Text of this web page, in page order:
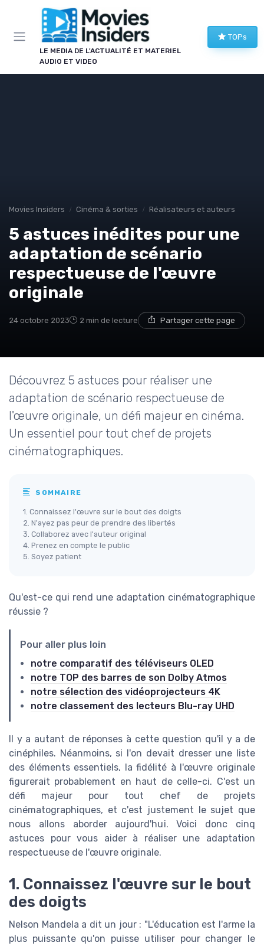
LE MEDIA DE L'ACTUALITÉ ET MATERIEL
AUDIO ET VIDEO
TOPs
Movies Insiders Cinéma & sorties Réalisateurs et auteurs
5 astuces inédites pour une
adaptation de scénario
respectueuse de l'œuvre
originale
24 octobre 2023 2 min de lecture Partager cette page
Découvrez 5 astuces pour réaliser une
adaptation de scénario respectueuse de
l'œuvre originale, un défi majeur en cinéma.
Un essentiel pour tout chef de projets
cinématographiques.
SOMMAIRE
1. Connaissez l'œuvre sur le bout des doigts
2. N'ayez pas peur de prendre des libertés
3. Collaborez avec l'auteur original
4. Prenez en compte le public
5. Soyez patient
Qu'est-ce qui rend une adaptation cinématographique
réussie ?
Pour aller plus loin
notre comparatif des téléviseurs OLED
notre TOP des barres de son Dolby Atmos
notre sélection des vidéoprojecteurs 4K
notre classement des lecteurs Blu-ray UHD
Il y a autant de réponses à cette question qu'il y a de
cinéphiles. Néanmoins, si l'on devait dresser une liste
des éléments essentiels, la fidélité à l'œuvre originale
figurerait probablement en haut de celle-ci. C'est un
défi majeur pour tout chef de projets
cinématographiques, et c'est justement le sujet que
nous allons aborder aujourd'hui. Voici donc cinq
astuces pour vous aider à réaliser une adaptation
respectueuse de l'œuvre originale.
1. Connaissez l'œuvre sur le bout
des doigts
Nelson Mandela a dit un jour : "L'éducation est l'arme la
plus puissante qu'on puisse utiliser pour changer le
Panneau de gestion des cookies